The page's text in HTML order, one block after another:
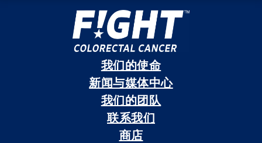
我们的使命
新闻与媒体中心
我们的团队
联系我们
商店